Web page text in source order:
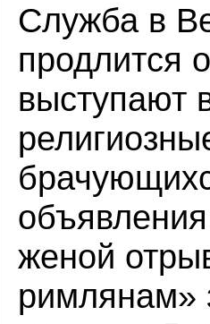
Служба в
продлится
выступают
женой
римлянам»